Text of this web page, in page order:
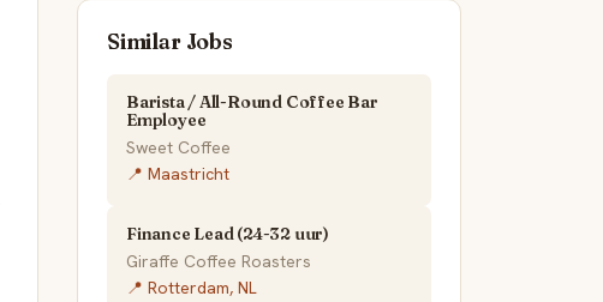
Similar Jobs
Barista / All-Round Coffee Bar
Employee
Sweet Coffee
📍 Maastricht
Finance Lead (24-32 uur)
Giraffe Coffee Roasters
📍 Rotterdam, NL